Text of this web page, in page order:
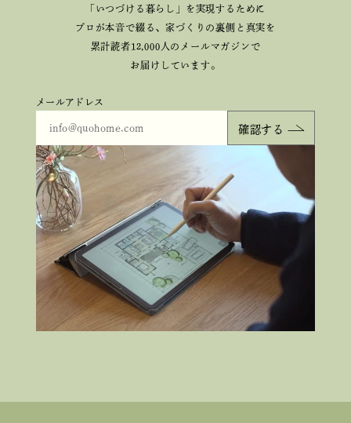
「いつづける暮らし」を実現するために
プロが本音で綴る、家づくりの裏側と真実を
累計読者12,000人のメールマガジンで
お届けしています。
メールアドレス